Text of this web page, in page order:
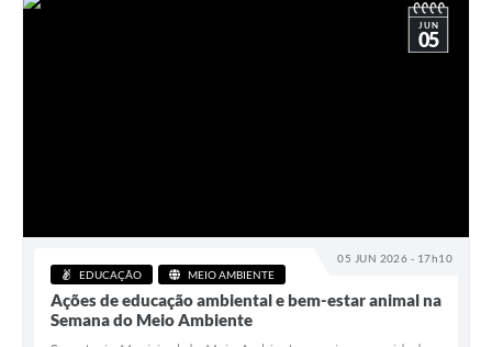
05 JUN 2026 - 17h10
JUN
05
EDUCAÇÃO MEIO AMBIENTE
Ações de educação ambiental e bem-estar animal na
Semana do Meio Ambiente